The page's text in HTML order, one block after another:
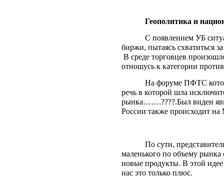
Геополитика и
С появлением УБ
биржи, пытаясь схватиться
В среде торговцев
отношусь к категории
На форуме ПФТС
речь в которой шла
рынка…….????.Был виден
России также происходит
По сути,
маленького по объему
новые продукты. В этой идее
нас это только плюс.